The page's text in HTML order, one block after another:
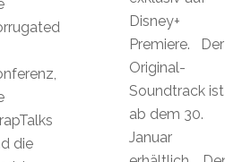
Disney+
Premiere. Der
Original-
Soundtrack ist
ab dem 30.
Januar
die